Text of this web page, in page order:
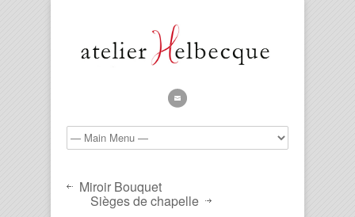
Miroir Bouquet
Sièges de chapelle